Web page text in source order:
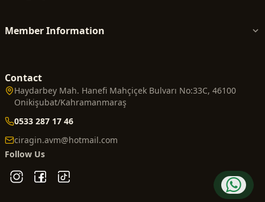
Member Information
Contact
Haydarbey Mah. Hanefi Mahçiçek Bulvarı No:33C, 46100
Onikişubat/Kahramanmaraş
0533 287 17 46
ciragin.avm@hotmail.com
Follow Us